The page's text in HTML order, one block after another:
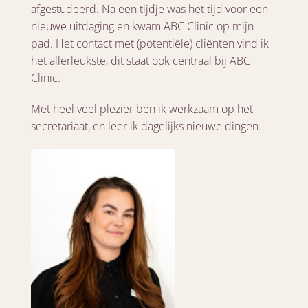
afgestudeerd. Na een tijdje was het tijd voor een
nieuwe uitdaging en kwam ABC Clinic op mijn
pad. Het contact met (potentiële) cliënten vind ik
het allerleukste, dit staat ook centraal bij ABC
Clinic.
Met heel veel plezier ben ik werkzaam op het
secretariaat, en leer ik dagelijks nieuwe dingen.